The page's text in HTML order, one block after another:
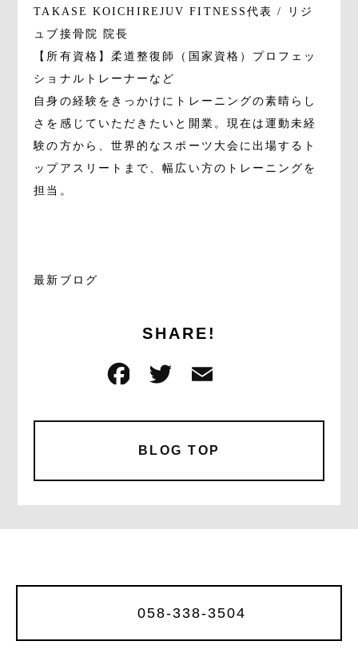
TAKASE KOICHI REJUV FITNESS代表 / リジ
ュブ接骨院 院長
【所有資格】柔道整復師（国家資格）プロフェッ
ショナルトレーナーなど
自身の経験をきっかけにトレーニングの素晴らし
さを感じていただきたいと開業。現在は運動未経
験の方から、世界的なスポーツ大会に出場するト
ップアスリートまで、幅広い方のトレーニングを
担当。
最新ブログ
SHARE!
F
c
e
b
o
o
T
it
te
r
ai
BLOG TOP
058-338-3504